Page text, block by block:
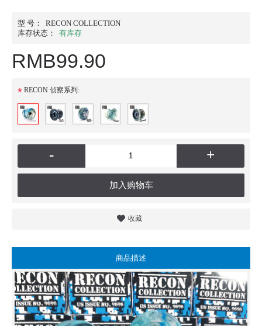
型 号：
RECON COLLECTION
库存状态：
有库存
RMB99.90
* RECON 侦察系列:
- +
加入购物车
收藏
商品描述